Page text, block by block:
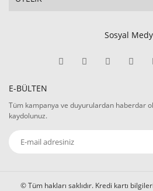
Sosyal
E-BÜLTEN
Tüm kampanya ve duyurulardan haberdar
kaydolunuz.
© Tüm hakları saklıdır. Kredi kartı